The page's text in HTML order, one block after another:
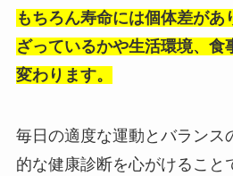
もちろん寿命には個体差があ
ざっているかや生活環境、食
変わります。
毎日の適度な運動とバランス
的な健康診断を心がけること